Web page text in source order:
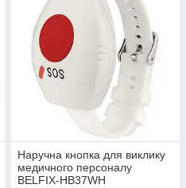
Наручна кнопка для виклику
медичного персоналу
BELFIX-HB37WH